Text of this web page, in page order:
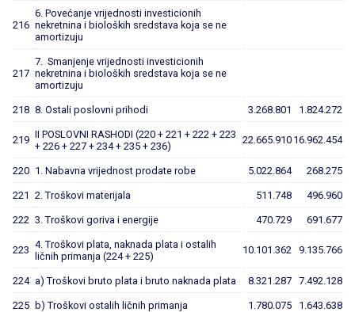
216
6. Povećanje vrijednosti investicionih
nekretnina i bioloških sredstava koja se ne
amortizuju
217
7. Smanjenje vrijednosti investicionih
nekretnina i bioloških sredstava koja se ne
amortizuju
218 8. Ostali poslovni prihodi 3.268.801 1.824.272
219 II POSLOVNI RASHODI (220 + 221 + 222 + 223
+ 226 + 227 + 234 + 235 + 236)
22.665.910 16.962.454
220 1. Nabavna vrijednost prodate robe 5.022.864 268.275
221 2. Troškovi materijala 511.748 496.960
222 3. Troškovi goriva i energije 470.729 691.677
223 4. Troškovi plata, naknada plata i ostalih
ličnih primanja (224 + 225)
10.101.362 9.135.766
224 a) Troškovi bruto plata i bruto naknada plata 8.321.287 7.492.128
225 b) Troškovi ostalih ličnih primanja 1.780.075 1.643.638